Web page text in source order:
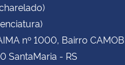
nº 1000, Bairro
SantaMaria - RS